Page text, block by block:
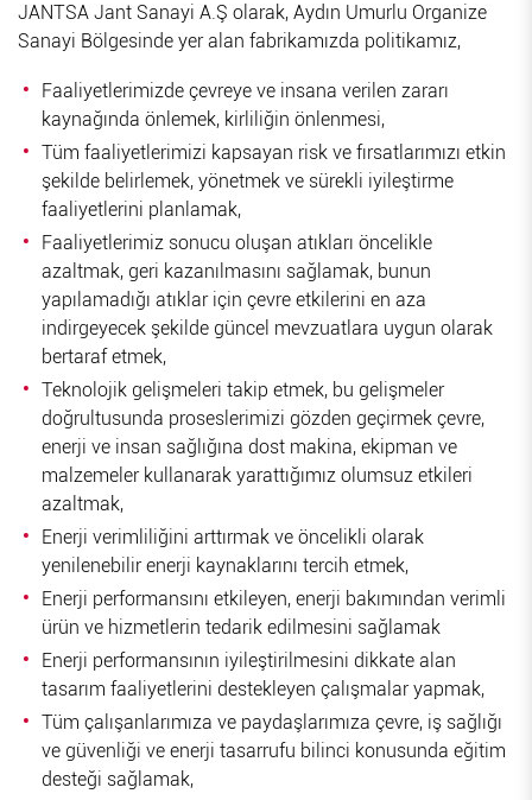
JANTSA Jant Sanayi A.Ş olarak, Aydın Umurlu Organize
Sanayi Bölgesinde yer alan fabrikamızda politikamız,
Faaliyetlerimizde çevreye ve insana verilen zararı
kaynağında önlemek, kirliliğin önlenmesi,
Tüm faaliyetlerimizi kapsayan risk ve fırsatlarımızı etkin
şekilde belirlemek, yönetmek ve sürekli iyileştirme
faaliyetlerini planlamak,
Faaliyetlerimiz sonucu oluşan atıkları öncelikle
azaltmak, geri kazanılmasını sağlamak, bunun
yapılamadığı atıklar için çevre etkilerini en aza
indirgeyecek şekilde güncel mevzuatlara uygun olarak
bertaraf etmek,
Teknolojik gelişmeleri takip etmek, bu gelişmeler
doğrultusunda proseslerimizi gözden geçirmek çevre,
enerji ve insan sağlığına dost makina, ekipman ve
malzemeler kullanarak yarattığımız olumsuz etkileri
azaltmak,
Enerji verimliliğini arttırmak ve öncelikli olarak
yenilenebilir enerji kaynaklarını tercih etmek,
Enerji performansını etkileyen, enerji bakımından verimli
ürün ve hizmetlerin tedarik edilmesini sağlamak
Enerji performansının iyileştirilmesini dikkate alan
tasarım faaliyetlerini destekleyen çalışmalar yapmak,
Tüm çalışanlarımıza ve paydaşlarımıza çevre, iş sağlığı
ve güvenliği ve enerji tasarrufu bilinci konusunda eğitim
desteği sağlamak,